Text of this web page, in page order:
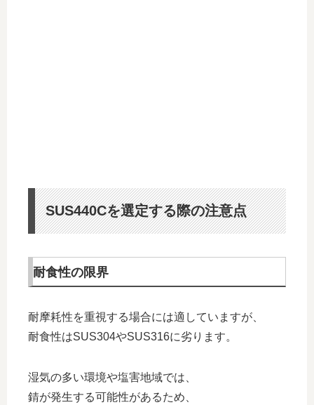
SUS440Cを選定する際の注意点
耐食性の限界
耐摩耗性を重視する場合には適していますが、
耐食性はSUS304やSUS316に劣ります。
湿気の多い環境や塩害地域では、
錆が発生する可能性があるため、